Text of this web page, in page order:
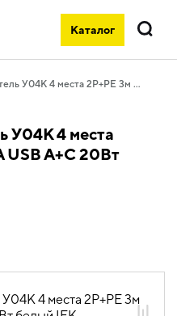
Каталог
Поиск
COMFORT Удлинитель У04К 4 места 2P+PE 3м 3х1,5мм2 16А USB A+C 20Вт белый IEK
У04К 4 места
USB A+C 20Вт